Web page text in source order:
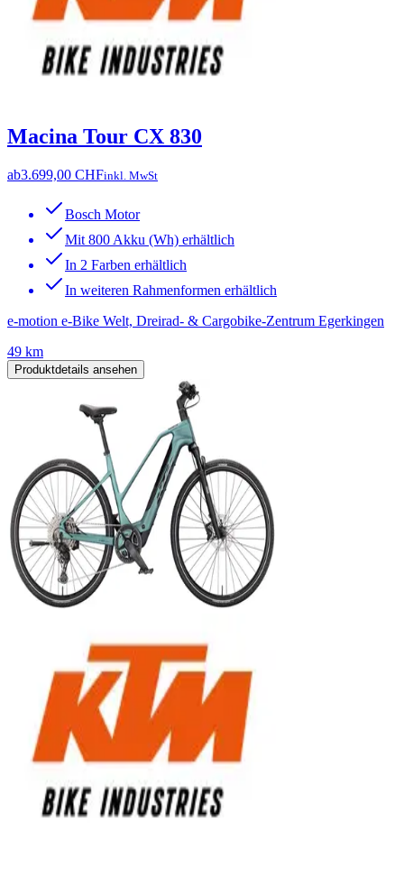
Macina Tour CX 830
ab3.699,00 CHFinkl. MwSt
Bosch Motor
Mit 800 Akku (Wh) erhältlich
In 2 Farben erhältlich
In weiteren Rahmenformen erhältlich
e-motion e-Bike Welt, Dreirad- & Cargobike-Zentrum Egerkingen
49 km
Produktdetails ansehen